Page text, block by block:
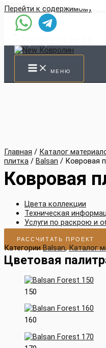
Перейти к содержимому
МЕНЮ
Главная / Каталог
плитка / Balsan / Ковровая
Ковровая
Цвета коллекции
Техническая
Услуги по раскрою и
РАССЧИТАТЬ ПРОЕКТ
Категории Balsan,Каталог
Цветовая
150
160